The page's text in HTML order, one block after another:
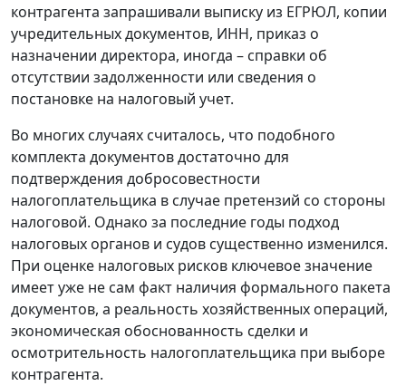
контрагента запрашивали выписку из ЕГРЮЛ, копии
учредительных документов, ИНН, приказ о
назначении директора, иногда – справки об
отсутствии задолженности или сведения о
постановке на налоговый учет.
Во многих случаях считалось, что подобного
комплекта документов достаточно для
подтверждения добросовестности
налогоплательщика в случае претензий со стороны
налоговой. Однако за последние годы подход
налоговых органов и судов существенно изменился.
При оценке налоговых рисков ключевое значение
имеет уже не сам факт наличия формального пакета
документов, а реальность хозяйственных операций,
экономическая обоснованность сделки и
осмотрительность налогоплательщика при выборе
контрагента.